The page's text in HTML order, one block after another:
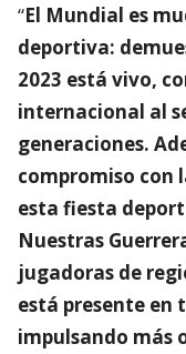
“El Mundial es
deportiva:
2023 está vivo,
internacional al
generaciones.
compromiso con
esta fiesta
Nuestras
jugadoras de
está presente en
impulsando más